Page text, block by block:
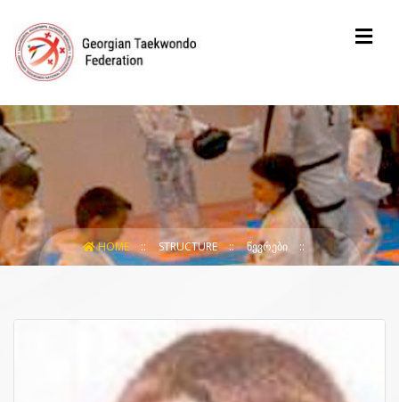
HOME STRUCTURE ᲬᲔᲕᲠᲔᲑᲘ